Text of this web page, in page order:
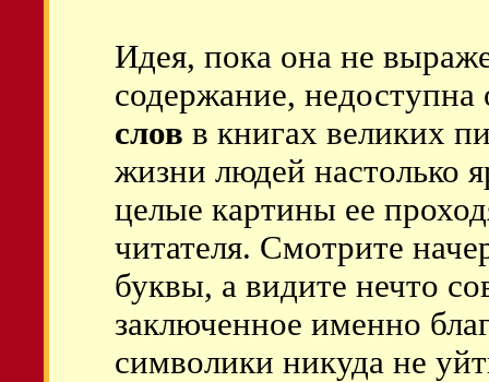
Идея, пока она не
содержание,
слов в книгах великих
жизни людей настолько
целые картины ее
читателя. Смотрите
буквы, а видите нечто
заключенное именно
символики никуда не